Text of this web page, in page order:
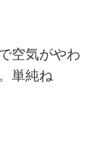
空気がやわ
単純ね